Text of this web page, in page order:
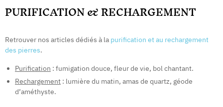
PURIFICATION & RECHARGEMENT
Retrouver nos articles dédiés à la purification et au rechargement
des pierres.
Purification : fumigation douce, fleur de vie, bol chantant.
Rechargement : lumière du matin, amas de quartz, géode
d’améthyste.